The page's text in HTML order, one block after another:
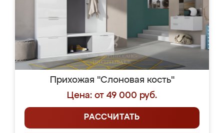
Прихожая "Слоновая кость"
Цена: от 49 000 руб.
РАССЧИТАТЬ